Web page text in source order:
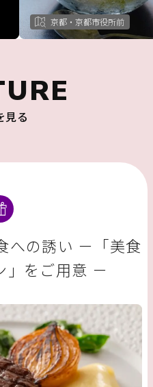
京都・京都市役所前
見る
への誘い －「美食
」をご用意 －